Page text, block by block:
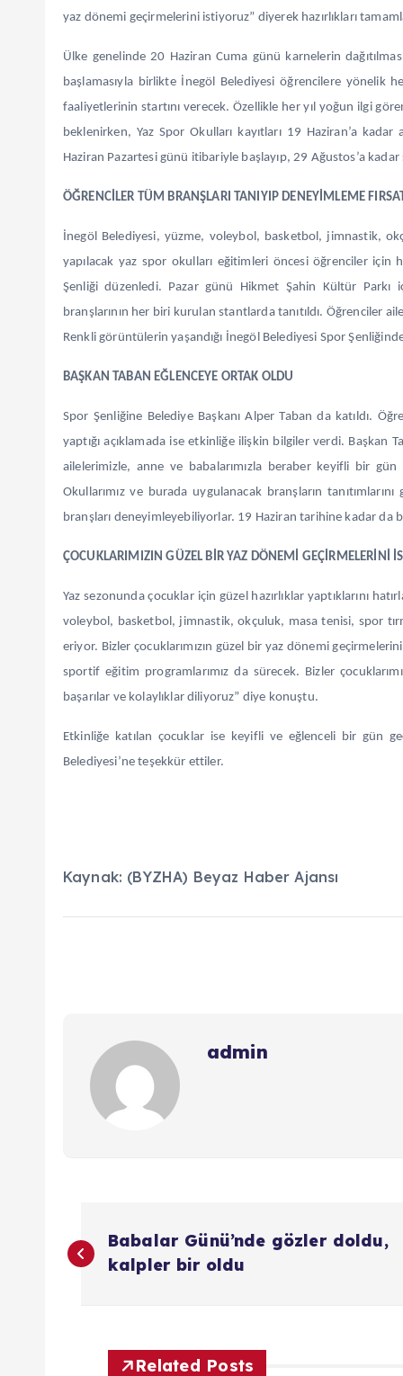
yaz dönemi geçirmelerini istiyoruz” diyerek hazırlıkları
Ülke genelinde 20 Haziran Cuma günü karnelerin
başlamasıyla birlikte İnegöl Belediyesi öğrencilere
faaliyetlerinin startını verecek. Özellikle her yıl yoğun ilgi
beklenirken, Yaz Spor Okulları kayıtları 19 Haziran’a
Haziran Pazartesi günü itibariyle başlayıp, 29 Ağustos’a kadar
ÖĞRENCİLER TÜM BRANŞLARI TANIYIP DENEYİMLEME
İnegöl Belediyesi, yüzme, voleybol, basketbol, jimnastik,
yapılacak yaz spor okulları eğitimleri öncesi öğrenciler için
Şenliği düzenledi. Pazar günü Hikmet Şahin Kültür
branşlarının her biri kurulan stantlarda tanıtıldı. Öğrenciler
Renkli görüntülerin yaşandığı İnegöl Belediyesi Spor
BAŞKAN TABAN EĞLENCEYE ORTAK OLDU
Spor Şenliğine Belediye Başkanı Alper Taban da katıldı.
yaptığı açıklamada ise etkinliğe ilişkin bilgiler verdi. Başkan
ailelerimizle, anne ve babalarımızla beraber keyifli bir
Okullarımız ve burada uygulanacak branşların
branşları deneyimleyebiliyorlar. 19 Haziran tarihine kadar da
ÇOCUKLARIMIZIN GÜZEL BİR YAZ DÖNEMİ GEÇİRMELERİNİ
Yaz sezonunda çocuklar için güzel hazırlıklar yaptıklarını
voleybol, basketbol, jimnastik, okçuluk, masa tenisi, spor
eriyor. Bizler çocuklarımızın güzel bir yaz dönemi
sportif eğitim programlarımız da sürecek. Bizler
başarılar ve kolaylıklar diliyoruz” diye konuştu.
Etkinliğe katılan çocuklar ise keyifli ve eğlenceli bir gün
Belediyesi’ne teşekkür ettiler.
Kaynak: (BYZHA) Beyaz Haber Ajansı
admin
Y
a
Babalar Günü’nde gözler doldu,
kalpler bir oldu
Related Posts